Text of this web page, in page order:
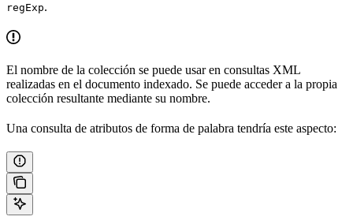
regExp.
El nombre de la colección se puede usar en consultas XML
realizadas en el documento indexado. Se puede acceder a la propia
colección resultante mediante su nombre.
Una consulta de atributos de forma de palabra tendría este aspecto: